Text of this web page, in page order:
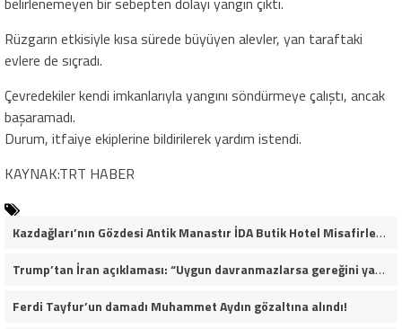
Rüzgarın etkisiyle kısa sürede büyüyen alevler, yan taraftaki
evlere de sıçradı.
Çevredekiler kendi imkanlarıyla yangını söndürmeye çalıştı, ancak
başaramadı.
Durum, itfaiye ekiplerine bildirilerek yardım istendi.
KAYNAK:TRT HABER
Kazdağları’nın Gözdesi Antik Manastır İDA Butik Hotel Misafirlerinden Tam Not Alıyor
Trump’tan İran açıklaması: “Uygun davranmazlarsa gereğini yaparım”
Ferdi Tayfur’un damadı Muhammet Aydın gözaltına alındı!